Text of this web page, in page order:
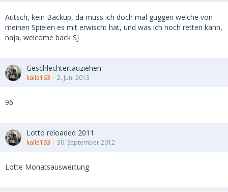
Autsch, kein Backup, da muss ich doch mal guggen welche von
meinen Spielen es mit erwischt hat, und was ich noch retten kann,
naja, welcome back SJ
Geschlechtertauziehen
kalle163 2. Juni 2013
96
Lotto reloaded 2011
kalle163 30. September 2012
Lotte Monatsauswertung